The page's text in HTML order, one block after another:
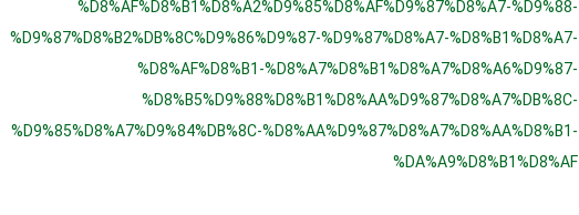
%D8%AF%D8%B1%D8%A2%D9%85%D8%AF%D9%87%D8%A7-%D9%88-
%D9%87%D8%B2%DB%8C%D9%86%D9%87-%D9%87%D8%A7-%D8%B1%D8%A7-
%D8%AF%D8%B1-%D8%A7%D8%B1%D8%A7%D8%A6%D9%87-
%D8%B5%D9%88%D8%B1%D8%AA%D9%87%D8%A7%DB%8C-
%D9%85%D8%A7%D9%84%DB%8C-%D8%AA%D9%87%D8%A7%D8%AA%D8%B1-
%DA%A9%D8%B1%D8%AF